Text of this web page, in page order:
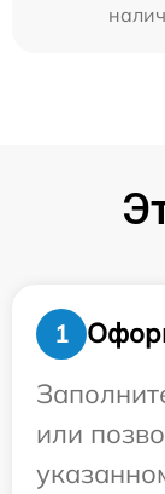
1
или